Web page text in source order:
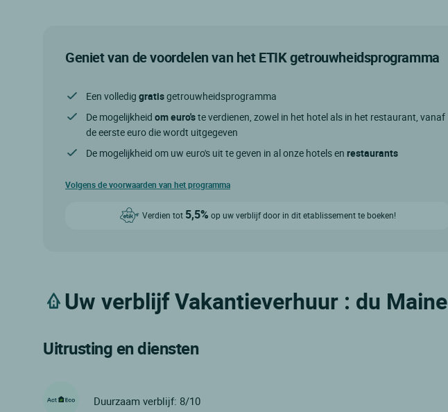
Geniet van de voordelen van het ETIK getrouwheidsprogramma
Een volledig gratisgetrouwheidsprogramma
De mogelijkheid om euro'ste verdienen, zowel in het hotel als in het restaurant, vanaf
de eerste euro die wordt uitgegeven
De mogelijkheid om uw euro's uit te geven in al onze hotels en restaurants
Volgens de voorwaarden van het programma
Verdien tot 5,5% op uw verblijf door in dit etablissement te boeken!
Uw verblijf Vakantieverhuur : du Maine
Uitrusting en diensten
Duurzaam verblijf: 8/10